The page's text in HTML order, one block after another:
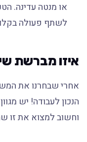
או מנטה עדינה.
לשתף פעולה
איזו מברשת
אחרי שבחרנו את
הנכון לעבודה! יש
וחשוב למצוא את זו